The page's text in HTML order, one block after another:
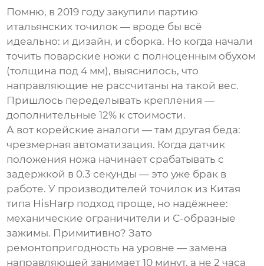
Помню, в 2019 году закупили партию
итальянских точилок — вроде бы всё
идеально: и дизайн, и сборка. Но когда начали
точить поварские ножи с полноценным обухом
(толщина под 4 мм), выяснилось, что
направляющие не рассчитаны на такой вес.
Пришлось переделывать крепления —
дополнительные 12% к стоимости.
А вот корейские аналоги — там другая беда:
чрезмерная автоматизация. Когда датчик
положения ножа начинает срабатывать с
задержкой в 0.3 секунды — это уже брак в
работе. У производителей точилок из Китая
типа HisHarp подход проще, но надёжнее:
механические ограничители и С-образные
зажимы. Примитивно? Зато
ремонтопригодность на уровне — замена
направляющей занимает 10 минут, а не 2 часа